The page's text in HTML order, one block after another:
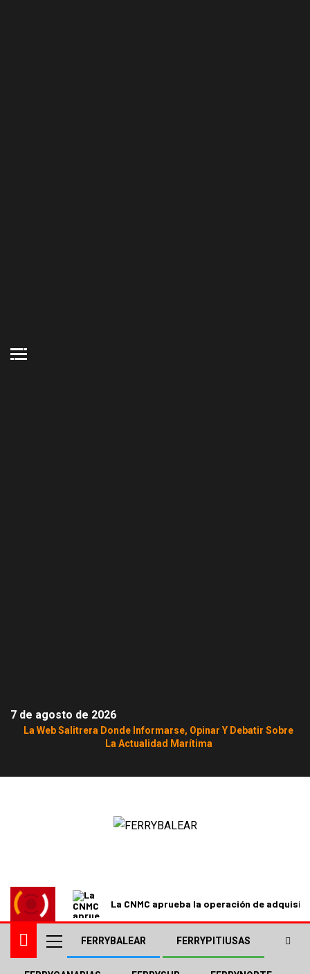
7 de agosto de 2026
La Web Salitrera Donde Informarse, Opinar Y Debatir Sobre
La Actualidad Marítima
La CNMC aprueba la operación de
FERRYBALEAR FERRYPITIUSAS